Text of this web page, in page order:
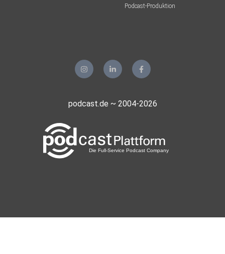
Podcast-Produktion
podcast.de ~ 2004-2026